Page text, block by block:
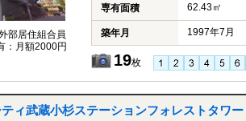
部居住組合員
：月額2000円
専有面積 62.43㎡
築年月 1997年7月
19枚
ィ武蔵小杉ステーションフォレストタワ